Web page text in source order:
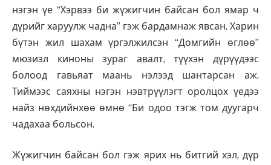
нэгэн үе “Хэрвээ би жүжигчин байсан бол ямар ч
дүрийг харуулж чадна” гэж бардамнаж явсан. Харин
бүтэн жил шахам үргэлжилсэн “Домгийн өглөө”
мюзизл киноны зураг авалт, түүхэн дүрүүдээс
болоод гавьяат маань нэлээд шантарсан аж.
Тиймээс саяхны нэгэн нэвтрүүлэгт оролцох үедээ
найз нөхдийнхөө өмнө “Би одоо тэгж том дуугарч
чадахаа больсон.
Жүжигчин байсан бол гэж ярих нь битгий хэл, дүр